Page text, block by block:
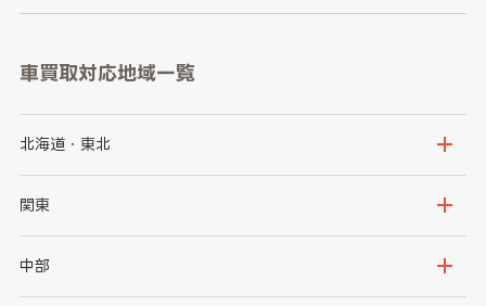
車買取対応地域一覧
北海道・東北
北海道
岩手県
関東
茨城県
中部